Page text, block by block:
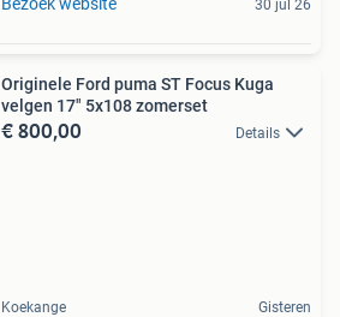
30 jul 26
Originele Ford puma ST Focus Kuga
velgen 17" 5x108 zomerset
€ 800,00 Details
Koekange Gisteren